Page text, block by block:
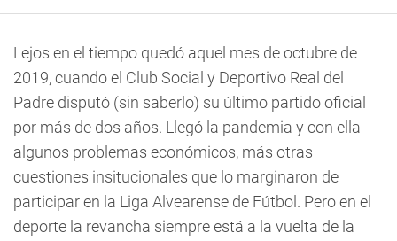
Lejos en el tiempo quedó aquel mes de octubre de
2019, cuando el Club Social y Deportivo Real del
Padre disputó (sin saberlo) su último partido oficial
por más de dos años. Llegó la pandemia y con ella
algunos problemas económicos, más otras
cuestiones insitucionales que lo marginaron de
participar en la Liga Alvearense de Fútbol. Pero en el
deporte la revancha siempre está a la vuelta de la